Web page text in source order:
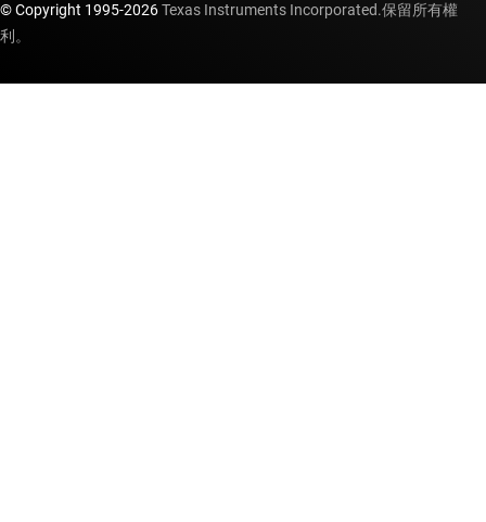
© Copyright 1995-2026Texas Instruments Incorporated.保留所有權
利。